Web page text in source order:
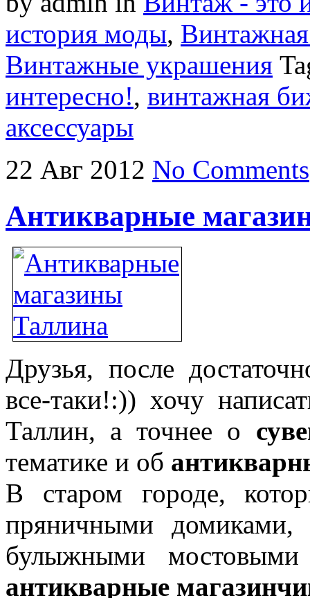
история моды,
Винтажные украшения
интересно!, винтажная
аксессуары
22 Авг 2012 No Comments
Антикварные
Друзья, после
все-таки!:)) хочу
Таллин, а точнее о
тематике и об
В старом городе,
пряничными
булыжными
антикварные